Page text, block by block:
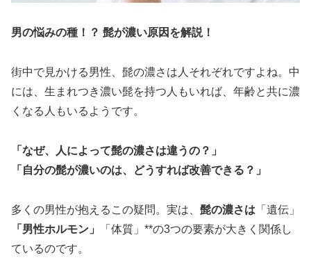
男の悩みの種！？ 髭が濃い原因を解説！
街中で見かける男性、髭の濃さは人それぞれですよね。中
には、生まれつき濃い髭を持つ人もいれば、年齢と共に濃
くなる人もいるようです。
「なぜ、人によって髭の濃さは違うの？」
「自分の髭が濃いのは、どうすれば改善できる？」
多くの男性が抱えるこの疑問。実は、 髭の濃さは 「遺伝」
「男性ホルモン」
「体質」**の3つの要素が大きく関係し
ているのです。